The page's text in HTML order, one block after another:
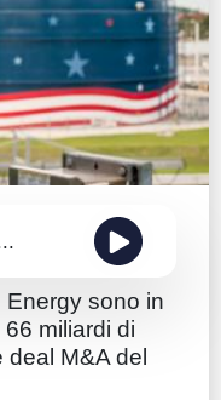
sono in
miliardi di
M&A del